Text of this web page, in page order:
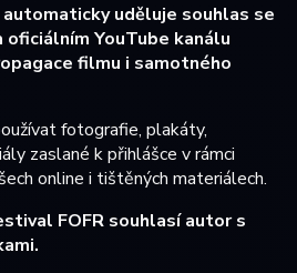
uděluje souhlas se
YouTube kanálu
filmu i samotného
fotografie, plakáty,
zaslané k přihlášce v rámci
online i tištěných materiálech.
FOFR souhlasí autor s